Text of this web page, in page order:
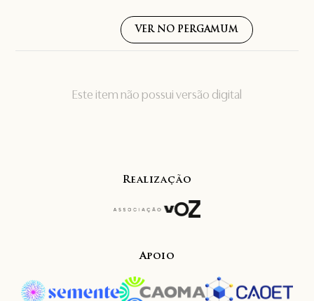
Este item não possui versão digital
VER NO PERGAMUM
Realização
Apoio